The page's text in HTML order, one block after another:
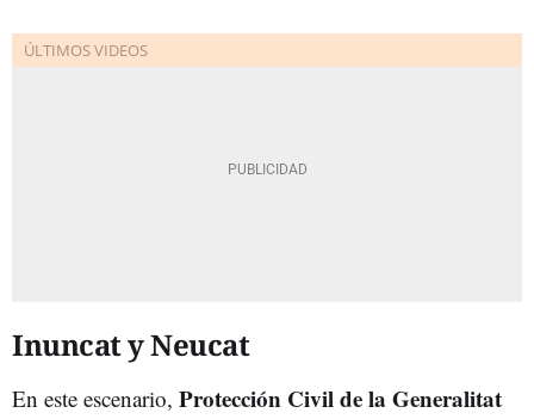
Inuncat y Neucat
En este escenario, Protección Civil de la Generalitat